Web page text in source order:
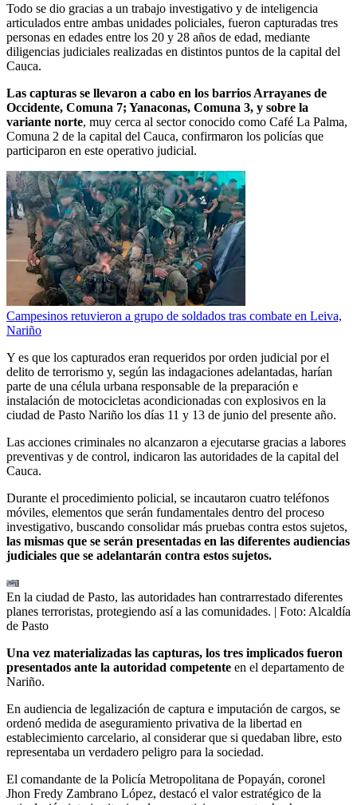
Todo se dio gracias a un trabajo investigativo y de inteligencia
articulados entre ambas unidades policiales, fueron capturadas tres
personas en edades entre los 20 y 28 años de edad, mediante
diligencias judiciales realizadas en distintos puntos de la capital del
Cauca.
Las capturas se llevaron a cabo en los barrios Arrayanes de
Occidente, Comuna 7; Yanaconas, Comuna 3, y sobre la
variante norte, muy cerca al sector conocido como Café La Palma,
Comuna 2 de la capital del Cauca, confirmaron los policías que
participaron en este operativo judicial.
Campesinos retuvieron a grupo de soldados tras combate en Leiva,
Nariño
Y es que los capturados eran requeridos por orden judicial por el
delito de terrorismo y, según las indagaciones adelantadas, harían
parte de una célula urbana responsable de la preparación e
instalación de motocicletas acondicionadas con explosivos en la
ciudad de Pasto Nariño los días 11 y 13 de junio del presente año.
Las acciones criminales no alcanzaron a ejecutarse gracias a labores
preventivas y de control, indicaron las autoridades de la capital del
Cauca.
Durante el procedimiento policial, se incautaron cuatro teléfonos
móviles, elementos que serán fundamentales dentro del proceso
investigativo, buscando consolidar más pruebas contra estos sujetos,
las mismas que se serán presentadas en las diferentes audiencias
judiciales que se adelantarán contra estos sujetos.
En la ciudad de Pasto, las autoridades han contrarrestado diferentes
planes terroristas, protegiendo así a las comunidades. | Foto: Alcaldía
de Pasto
Una vez materializadas las capturas, los tres implicados fueron
presentados ante la autoridad competente en el departamento de
Nariño.
En audiencia de legalización de captura e imputación de cargos, se
ordenó medida de aseguramiento privativa de la libertad en
establecimiento carcelario, al considerar que si quedaban libre, esto
representaba un verdadero peligro para la sociedad.
El comandante de la Policía Metropolitana de Popayán, coronel
Jhon Fredy Zambrano López, destacó el valor estratégico de la